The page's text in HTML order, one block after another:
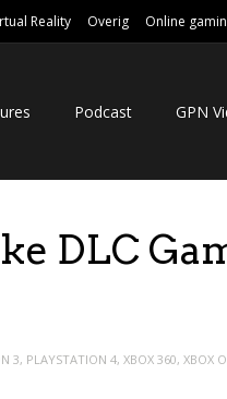
Reality Overig Online
Podcast GPN
DLC
3, PLAYSTATION 4, XBOX 360, XBOX